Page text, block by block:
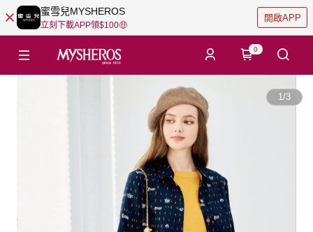
蜜雪兒MYSHEROS
立刻下載APP領$100🤑
開啟APP
0
1/3